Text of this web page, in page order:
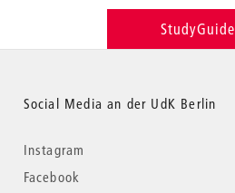
StudyGuide
Social Media an der UdK Berlin
Instagram
Facebook